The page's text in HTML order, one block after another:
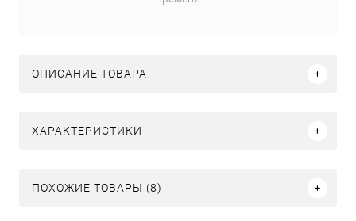
ОПИСАНИЕ ТОВАРА
ХАРАКТЕРИСТИКИ
ПОХОЖИЕ ТОВАРЫ (8)